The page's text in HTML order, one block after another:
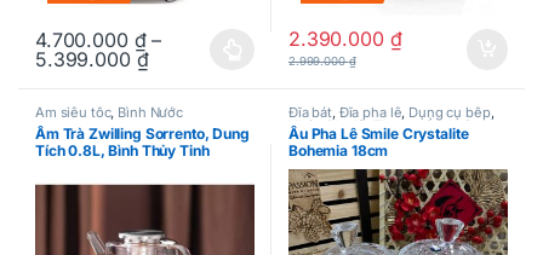
4.700.000 ₫–
5.399.000₫
Sản phẩm này có nhiều biến thể. Các tùy chọn có thể được
2.390.000 ₫
2.999.000₫
Ấm siêu tốc, Bình Nước
Ấm Trà Zwilling Sorrento, Dung
Tích 0.8L, Bình Thủy Tinh
Đĩa bát, Đĩa pha lê, Dụng cụ bếp,
Khác, Pha lê, Thực phẩm khác
Âu Pha Lê Smile Crystalite
Bohemia 18cm